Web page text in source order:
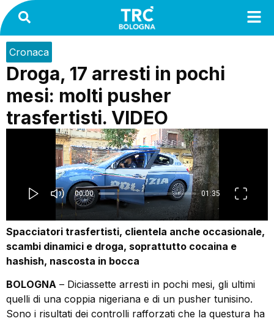
Cronaca
Droga, 17 arresti in pochi
mesi: molti pusher
trasfertisti. VIDEO
Spacciatori trasfertisti, clientela anche occasionale,
scambi dinamici e droga, soprattutto cocaina e
hashish, nascosta in bocca
BOLOGNA – Diciassette arresti in pochi mesi, gli ultimi
quelli di una coppia nigeriana e di un pusher tunisino.
Sono i risultati dei controlli rafforzati che la questura ha